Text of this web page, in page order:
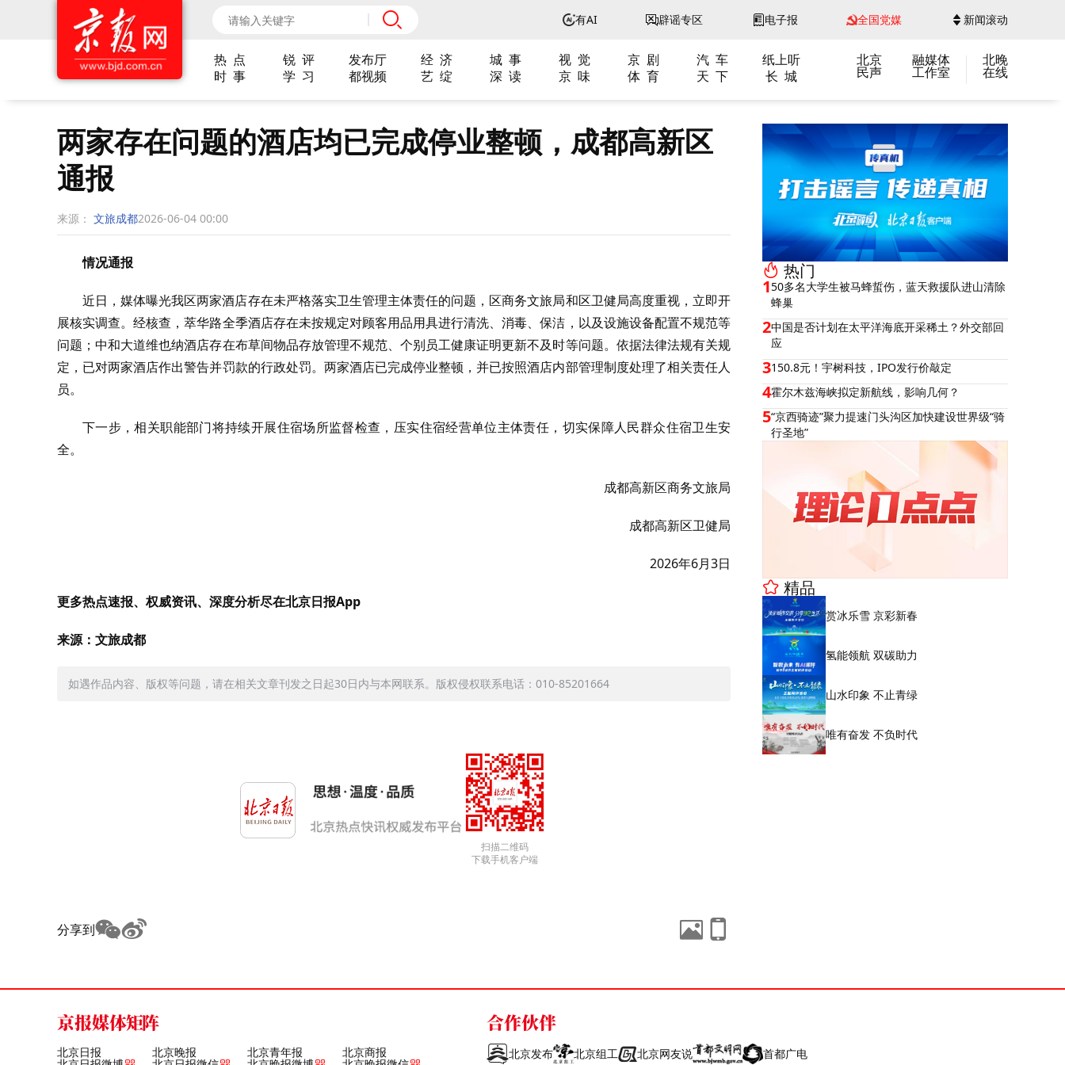
有AI 辟谣专区 电子报 全国党媒 新闻滚动
热 点 锐 评 发布厅 经 济 城 事 视 觉 京 剧 汽 车
纸上听
时 事
学 习 都视频 艺 绽 深 读 京 味 体 育 天 下 长 城
北京
民声
融媒体
工作室
北晚
在线
两家存在问题的酒店均已完成停业整顿，成都高新区
通报
来源： 文旅成都2026-06-04 00:00
情况通报
近日，媒体曝光我区两家酒店存在未严格落实卫生管理主体责任的问题，区商务文旅局和区卫健局高度重视，立即开
展核实调查。经核查，萃华路全季酒店存在未按规定对顾客用品用具进行清洗、消毒、保洁，以及设施设备配置不规范等
问题；中和大道维也纳酒店存在布草间物品存放管理不规范、个别员工健康证明更新不及时等问题。依据法律法规有关规
定，已对两家酒店作出警告并罚款的行政处罚。两家酒店已完成停业整顿，并已按照酒店内部管理制度处理了相关责任人
员。
下一步，相关职能部门将持续开展住宿场所监督检查，压实住宿经营单位主体责任，切实保障人民群众住宿卫生安
全。
成都高新区商务文旅局
成都高新区卫健局
2026年6月3日
更多热点速报、权威资讯、深度分析尽在北京日报App
来源：文旅成都
如遇作品内容、版权等问题，请在相关文章刊发之日起30日内与本网联系。版权侵权联系电话：010-85201664
扫描二维码
下载手机客户端
分享到
热门
150多名大学生被马蜂蜇伤，蓝天救援队进山清除
蜂巢
2中国是否计划在太平洋海底开采稀土？外交部回
应
3150.8元！宇树科技，IPO发行价敲定
4霍尔木兹海峡拟定新航线，影响几何？
5“京西骑迹”聚力提速门头沟区加快建设世界级“骑
行圣地”
精品
赏冰乐雪 京彩新春
氢能领航 双碳助力
山水印象 不止青绿
唯有奋发 不负时代
京报媒体矩阵
北京日报 北京晚报 北京青年报 北京商报
合作伙伴
北京发布 北京组工 北京网友说 首都广电